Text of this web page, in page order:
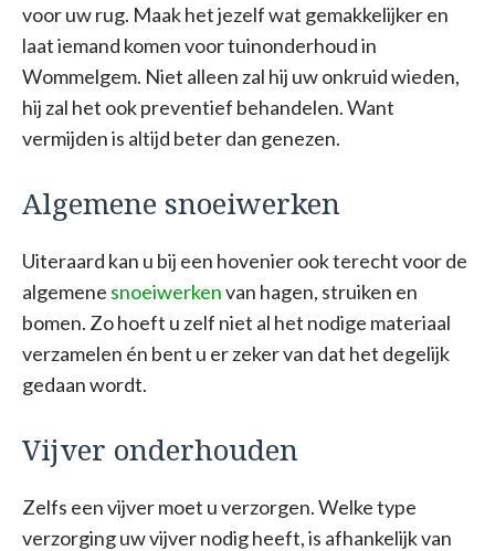
voor uw rug. Maak het jezelf wat gemakkelijker en
laat iemand komen voor tuinonderhoud in
Wommelgem. Niet alleen zal hij uw onkruid wieden,
hij zal het ook preventief behandelen. Want
vermijden is altijd beter dan genezen.
Algemene snoeiwerken
Uiteraard kan u bij een hovenier ook terecht voor de
algemene snoeiwerkenvan hagen, struiken en
bomen. Zo hoeft u zelf niet al het nodige materiaal
verzamelen én bent u er zeker van dat het degelijk
gedaan wordt.
Vijver onderhouden
Zelfs een vijver moet u verzorgen. Welke type
verzorging uw vijver nodig heeft, is afhankelijk van